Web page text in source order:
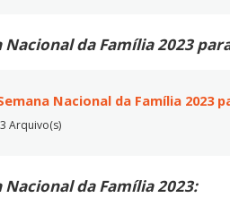
Nacional da Família 2023
Nacional da Família 2023
3 Arquivo(s)
Nacional da Família 2023: